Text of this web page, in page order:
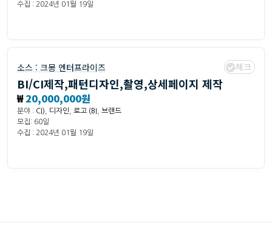
수집 : 2024년 01월 19일
소스 : 크몽 엔터프라이즈 체크
BI/CI제작,패턴디자인,촬영,상세페이지 제작
₩20,000,000원
분야 : CI) 디자인 로고 (BI
브랜드
모집: 60일
수집 : 2024년 01월 19일